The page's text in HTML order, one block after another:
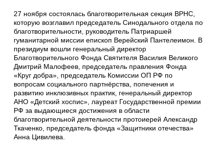
27 ноября состоялась благотворительная секция ВРНС,
которую возглавил председатель Синодального отдела по
благотворительности, руководитель Патриаршей
гуманитарной миссии епископ Верейский Пантелеимон. В
президиум вошли генеральный директор
Благотворительного Фонда Святителя Василия Великого
Дмитрий Малофеев, председатель правления Фонда
«Круг добра», председатель Комиссии ОП РФ по
вопросам социального партнёрства, попечения и
развитию инклюзивных практик, генеральный директор
АНО «Детский хоспис», лауреат Государственной премии
РФ за выдающиеся достижения в области
благотворительной деятельности протоиерей Александр
Ткаченко, председатель фонда «Защитники отечества»
Анна Цивилева.